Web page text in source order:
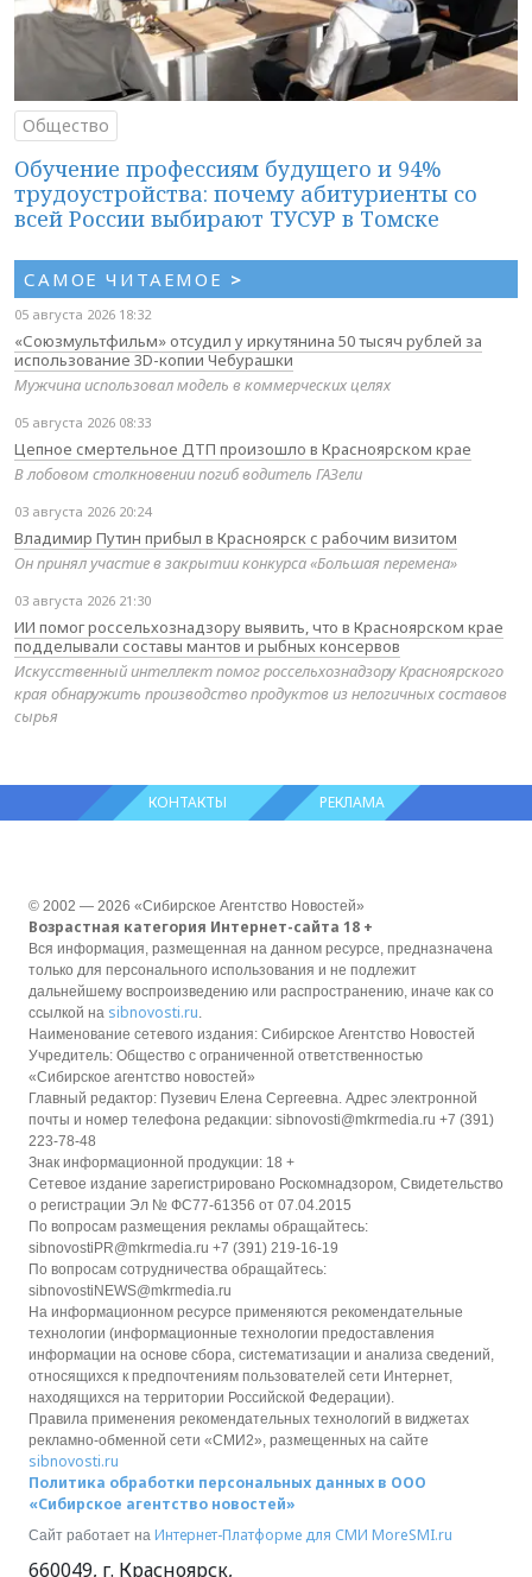
Общество
Обучение профессиям будущего и 94%
трудоустройства: почему абитуриенты со
всей России выбирают ТУСУР в Томске
САМОЕ ЧИТАЕМОЕ >
05 августа 2026 18:32
«Союзмультфильм» отсудил у иркутянина 50 тысяч рублей за
использование 3D-копии Чебурашки
Мужчина использовал модель в коммерческих целях
05 августа 2026 08:33
Цепное смертельное ДТП произошло в Красноярском крае
В лобовом столкновении погиб водитель ГАЗели
03 августа 2026 20:24
Владимир Путин прибыл в Красноярск с рабочим визитом
Он принял участие в закрытии конкурса «Большая перемена»
03 августа 2026 21:30
ИИ помог россельхознадзору выявить, что в Красноярском крае
подделывали составы мантов и рыбных консервов
Искусственный интеллект помог россельхознадзору Красноярского
края обнаружить производство продуктов из нелогичных составов
сырья
КОНТАКТЫ РЕКЛАМА
© 2002 — 2026 «Сибирское Агентство Новостей»
Возрастная категория Интернет-сайта 18 +
Вся информация, размещенная на данном ресурсе, предназначена
только для персонального использования и не подлежит
дальнейшему воспроизведению или распространению, иначе как со
ссылкой на sibnovosti.ru.
Наименование сетевого издания: Сибирское Агентство Новостей
Учредитель: Общество с ограниченной ответственностью
«Сибирское агентство новостей»
Главный редактор: Пузевич Елена Сергеевна. Адрес электронной
почты и номер телефона редакции: sibnovosti@mkrmedia.ru +7 (391)
223-78-48
Знак информационной продукции: 18 +
Сетевое издание зарегистрировано Роскомнадзором, Свидетельство
о регистрации Эл № ФС77-61356 от 07.04.2015
По вопросам размещения рекламы обращайтесь:
sibnovostiPR@mkrmedia.ru +7 (391) 219-16-19
По вопросам сотрудничества обращайтесь:
sibnovostiNEWS@mkrmedia.ru
На информационном ресурсе применяются рекомендательные
технологии (информационные технологии предоставления
информации на основе сбора, систематизации и анализа сведений,
относящихся к предпочтениям пользователей сети Интернет,
находящихся на территории Российской Федерации).
Правила применения рекомендательных технологий в виджетах
рекламно-обменной сети «СМИ2», размещенных на сайте
sibnovosti.ru
Политика обработки персональных данных в ООО
«Сибирское агентство новостей»
Сайт работает на Интернет-Платформе для СМИ MoreSMI.ru
660049, г. Красноярск,